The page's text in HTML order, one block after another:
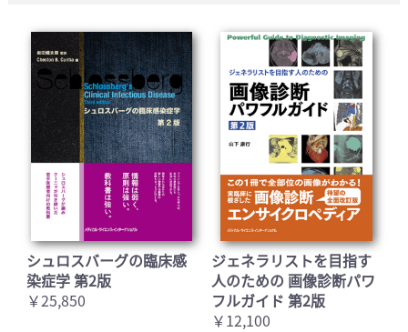
シュロスバーグの臨床感
染症学 第2版
￥25,850
ジェネラリストを目指す
人のための 画像診断パワ
フルガイド 第2版
￥12,100